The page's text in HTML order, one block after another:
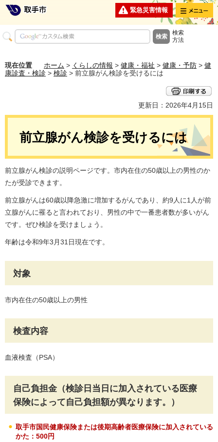
緊急災害情報 メニュー
検索
方法
現在位置 ホーム > くらしの情報 > 健康・福祉 > 健康・予防 > 健
康診査・検診 > 検診 > 前立腺がん検診を受けるには
更新日：2026年4月15日
前立腺がん検診を受けるには
前立腺がん検診の説明ページです。市内在住の50歳以上の男性のか
たが受診できます。
前立腺がんは60歳以降急激に増加するがんであり、約9人に1人が前
立腺がんに罹ると言われており、男性の中で一番患者数が多いがん
です。ぜひ検診を受けましょう。
年齢は令和9年3月31日現在です。
対象
市内在住の50歳以上の男性
検査内容
血液検査（PSA）
自己負担金（検診日当日に加入されている医療
保険によって自己負担額が異なります。）
取手市国民健康保険または後期高齢者医療保険に加入されている
かた：500円